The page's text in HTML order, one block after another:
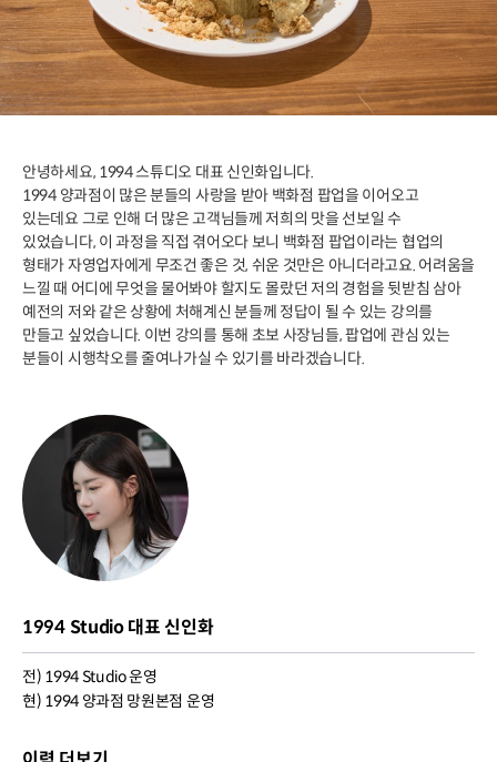
안녕하세요, 1994 스튜디오 대표 신인화입니다.
1994 양과점이 많은 분들의 사랑을 받아 백화점 팝업을 이어오고
있는데요 그로 인해 더 많은 고객님들께 저희의 맛을 선보일 수
있었습니다, 이 과정을 직접 겪어오다 보니 백화점 팝업이라는 협업의
형태가 자영업자에게 무조건 좋은 것, 쉬운 것만은 아니더라고요. 어려움을
느낄 때 어디에 무엇을 물어봐야 할지도 몰랐던 저의 경험을 뒷받침 삼아
예전의 저와 같은 상황에 처해계신 분들께 정답이 될 수 있는 강의를
만들고 싶었습니다. 이번 강의를 통해 초보 사장님들, 팝업에 관심 있는
분들이 시행착오를 줄여나가실 수 있기를 바라겠습니다.
1994 Studio 대표 신인화
전) 1994 Studio 운영
현) 1994 양과점 망원본점 운영